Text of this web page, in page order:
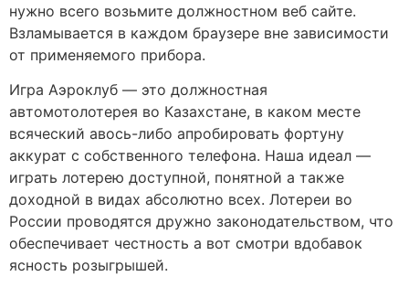
нужно всего возьмите должностном веб сайте.
Взламывается в каждом браузере вне зависимости
от применяемого прибора.
Игра Аэроклуб — это должностная
автомотолотерея во Казахстане, в каком месте
всяческий авось-либо апробировать фортуну
аккурат с собственного телефона. Наша идеал —
играть лотерею доступной, понятной а также
доходной в видах абсолютно всех. Лотереи во
России проводятся дружно законодательством, что
обеспечивает честность а вот смотри вдобавок
ясность розыгрышей.